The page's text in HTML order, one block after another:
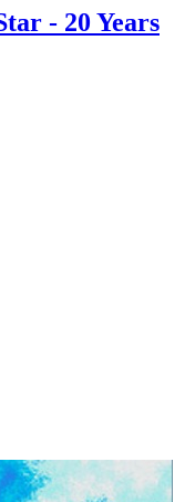
- 20 Years